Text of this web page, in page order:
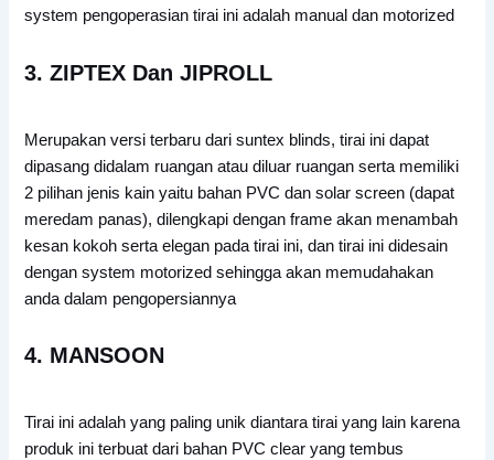
system pengoperasian tirai ini adalah manual dan motorized
3. ZIPTEX Dan JIPROLL
Merupakan versi terbaru dari suntex blinds, tirai ini dapat
dipasang didalam ruangan atau diluar ruangan serta memiliki
2 pilihan jenis kain yaitu bahan PVC dan solar screen (dapat
meredam panas), dilengkapi dengan frame akan menambah
kesan kokoh serta elegan pada tirai ini, dan tirai ini didesain
dengan system motorized sehingga akan memudahakan
anda dalam pengopersiannya
4. MANSOON
Tirai ini adalah yang paling unik diantara tirai yang lain karena
produk ini terbuat dari bahan PVC clear yang tembus